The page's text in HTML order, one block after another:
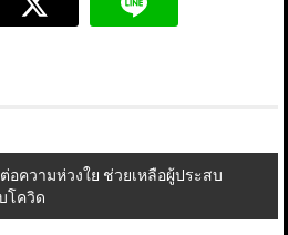
อความห่วงใย ช่วยเหลือผู้ประสบ
โควิด